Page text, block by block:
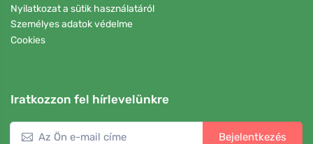
Nyilatkozat a sütik használatáról
Személyes adatok védelme
Cookies
Iratkozzon fel hírlevelünkre
Bejelentkezés